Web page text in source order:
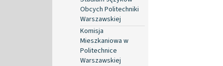
Obcych Politechniki
Warszawskiej
Komisja
Mieszkaniowa w
Politechnice
Warszawskiej